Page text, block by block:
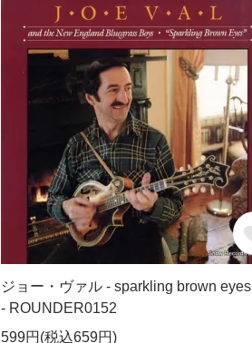
ジョー・ヴァル - sparkling brown eyes
- ROUNDER0152
599円(税込659円)